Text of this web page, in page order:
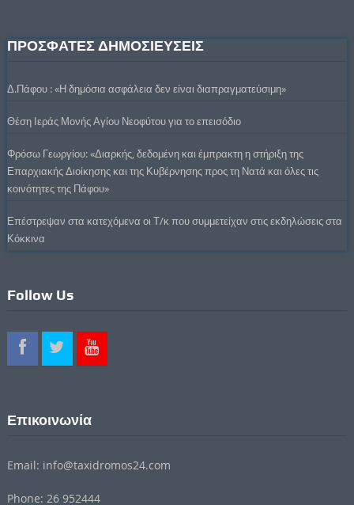
ΠΡΟΣΦΑΤΕΣ ΔΗΜΟΣΙΕΥΣΕΙΣ
Δ.Πάφου : «Η δημόσια ασφάλεια δεν είναι διαπραγματεύσιμη»
Θέση Ιεράς Μονής Αγίου Νεοφύτου για το επεισόδιο
Φρόσω Γεωργίου: «Διαρκής, δεδομένη και έμπρακτη η στήριξη της
Επαρχιακής Διοίκησης και της Κυβέρνησης προς τη Νατά και όλες τις
κοινότητες της Πάφου»
Επέστρεψαν στα κατεχόμενα οι Τ/κ που συμμετείχαν στις εκδηλώσεις στα
Κόκκινα
Follow Us
Επικοινωνία
Email: info@taxidromos24.com
Phone: 26 952444